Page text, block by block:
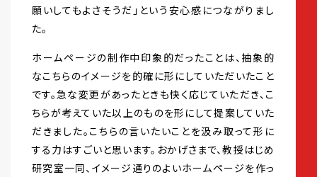
願いしてもよさそうだ」という安心感につながりまし
た。
ホームページの制作中印象的だったことは、抽象的
なこちらのイメージを的確に形にしていただいたこと
です。急な変更があったときも快く応じていただき、こ
ちらが考えていた以上のものを形にして提案していた
だきました。こちらの言いたいことを汲み取って形に
する力はすごいと思います。おかげさまで、教授はじめ
研究室一同、イメージ通りのよいホームページを作っ